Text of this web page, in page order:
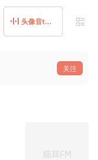
头像音to 77(祸水儿）
关注